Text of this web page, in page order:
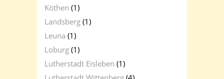
Köthen (1)
Landsberg (1)
Leuna (1)
Loburg (1)
Lutherstadt Eisleben (1)